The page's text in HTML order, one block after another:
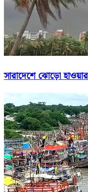
সারাদেশে ঝোড়ো